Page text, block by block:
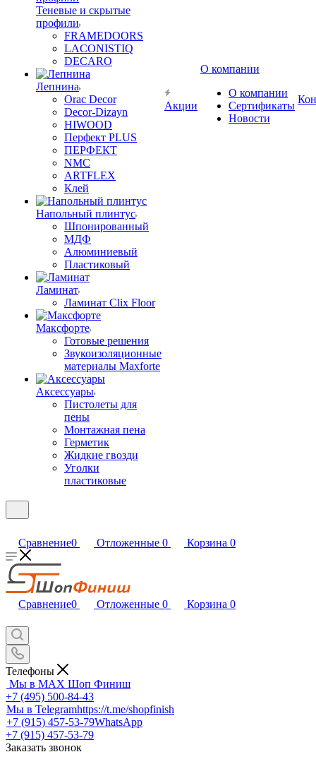
Теневые и скрытые
профили
FRAMEDOORS
LACONISTIQ
DECARO
Лепнина
Orac Decor
Decor-Dizayn
HIWOOD
Перфект PLUS
ПЕРФЕКТ
NMC
ARTFLEX
Клей
Напольный плинтус
Шпонированный
МДФ
Алюминиевый
Пластиковый
Ламинат
Ламинат Clix Floor
Максфорте
Готовые решения
Звукоизоляционные
материалы Maxforte
Аксессуары
Пистолеты для
пены
Монтажная пена
Герметик
Жидкие гвозди
Уголки
пластиковые
Акции
О компании
О компании
Сертификаты
Новости
Сравнение0 Отложенные 0 Корзина 0
Сравнение0 Отложенные 0 Корзина 0
Телефоны
Мы в MAX Шоп Финиш
+7 (495) 500-84-43
Мы в Telegramhttps://t.me/shopfinish
+7 (915) 457-53-79WhatsApp
+7 (915) 457-53-79
Заказать звонок